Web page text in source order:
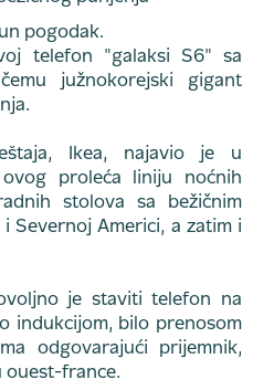
pogodak.
telefon "galaksi S6" sa
južnokorejski gigant
Ikea, najavio je u
proleća liniju noćnih
stolova sa bežičnim
Severnoj Americi, a zatim i
je staviti telefon na
indukcijom, bilo prenosom
odgovarajući prijemnik,
ouest-france.